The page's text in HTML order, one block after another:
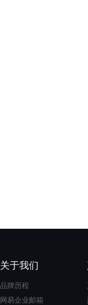
关于我们
品牌历程
网易企业邮箱